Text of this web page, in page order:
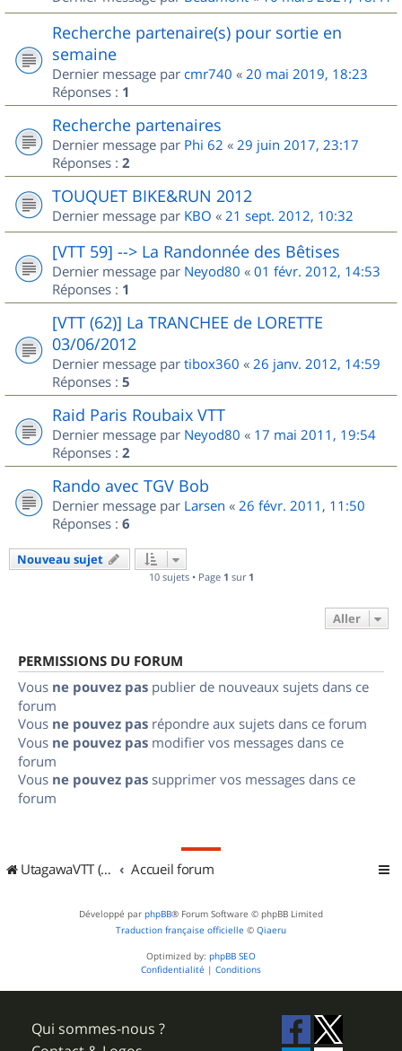
Recherche partenaire(s) pour sortie en
semaine
Dernier message par cmr740 « 20 mai 2019, 18:23
Réponses : 1
Recherche partenaires
Dernier message par Phi 62 « 29 juin 2017, 23:17
Réponses : 2
TOUQUET BIKE&RUN 2012
Dernier message par KBO « 21 sept. 2012, 10:32
[VTT 59] --> La Randonnée des Bêtises
Dernier message par Neyod80 « 01 févr. 2012, 14:53
Réponses : 1
[VTT (62)] La TRANCHEE de LORETTE
03/06/2012
Dernier message par tibox360 « 26 janv. 2012, 14:59
Réponses : 5
Raid Paris Roubaix VTT
Dernier message par Neyod80 « 17 mai 2011, 19:54
Réponses : 2
Rando avec TGV Bob
Dernier message par Larsen « 26 févr. 2011, 11:50
Réponses : 6
Nouveau sujet
10 sujets • Page 1 sur 1
Aller
PERMISSIONS DU FORUM
Vous ne pouvez pas publier de nouveaux sujets dans ce
forum
Vous ne pouvez pas répondre aux sujets dans ce forum
Vous ne pouvez pas modifier vos messages dans ce
forum
Vous ne pouvez pas supprimer vos messages dans ce
forum
UtagawaVTT (Randos VTT et VTTAE avec traces GPS) Accueil forum
Développé par phpBB® Forum Software © phpBB Limited
Traduction française officielle © Qiaeru
Optimized by: phpBB SEO
Confidentialité | Conditions
Qui sommes-nous ?